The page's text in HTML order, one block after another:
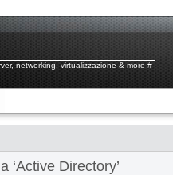
networking, virtualizzazione & more #
‘Active Directory’